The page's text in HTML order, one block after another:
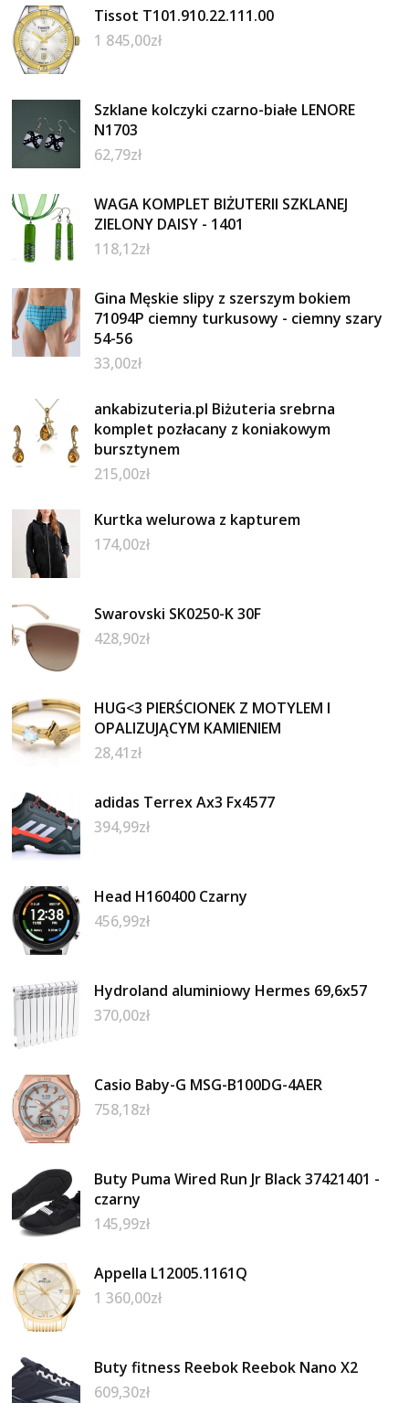
Tissot T101.910.22.111.00
1 845,00zł
Szklane kolczyki czarno-białe LENORE
N1703
62,79zł
WAGA KOMPLET BIŻUTERII SZKLANEJ
ZIELONY DAISY - 1401
118,12zł
Gina Męskie slipy z szerszym bokiem
71094P ciemny turkusowy - ciemny szary
54-56
33,00zł
ankabizuteria.pl Biżuteria srebrna
komplet pozłacany z koniakowym
bursztynem
215,00zł
Kurtka welurowa z kapturem
174,00zł
Swarovski SK0250-K 30F
428,90zł
HUG<3 PIERŚCIONEK Z MOTYLEM I
OPALIZUJĄCYM KAMIENIEM
28,41zł
adidas Terrex Ax3 Fx4577
394,99zł
Head H160400 Czarny
456,99zł
Hydroland aluminiowy Hermes 69,6x57
370,00zł
Casio Baby-G MSG-B100DG-4AER
758,18zł
Buty Puma Wired Run Jr Black 37421401 -
czarny
145,99zł
Appella L12005.1161Q
1 360,00zł
Buty fitness Reebok Reebok Nano X2
609,30zł